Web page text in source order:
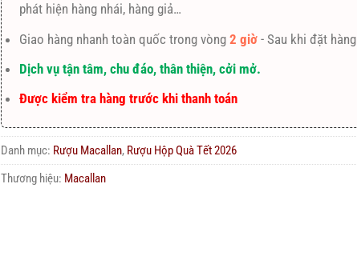
phát hiện hàng nhái, hàng giả…
Giao hàng nhanh toàn quốc trong vòng 2 giờ- Sau khi đặt hàng
Dịch vụ tận tâm, chu đáo, thân thiện, cởi mở.
Được kiểm tra hàng trước khi thanh toán
Danh mục: Rượu Macallan, Rượu Hộp Quà Tết 2026
Thương hiệu: Macallan